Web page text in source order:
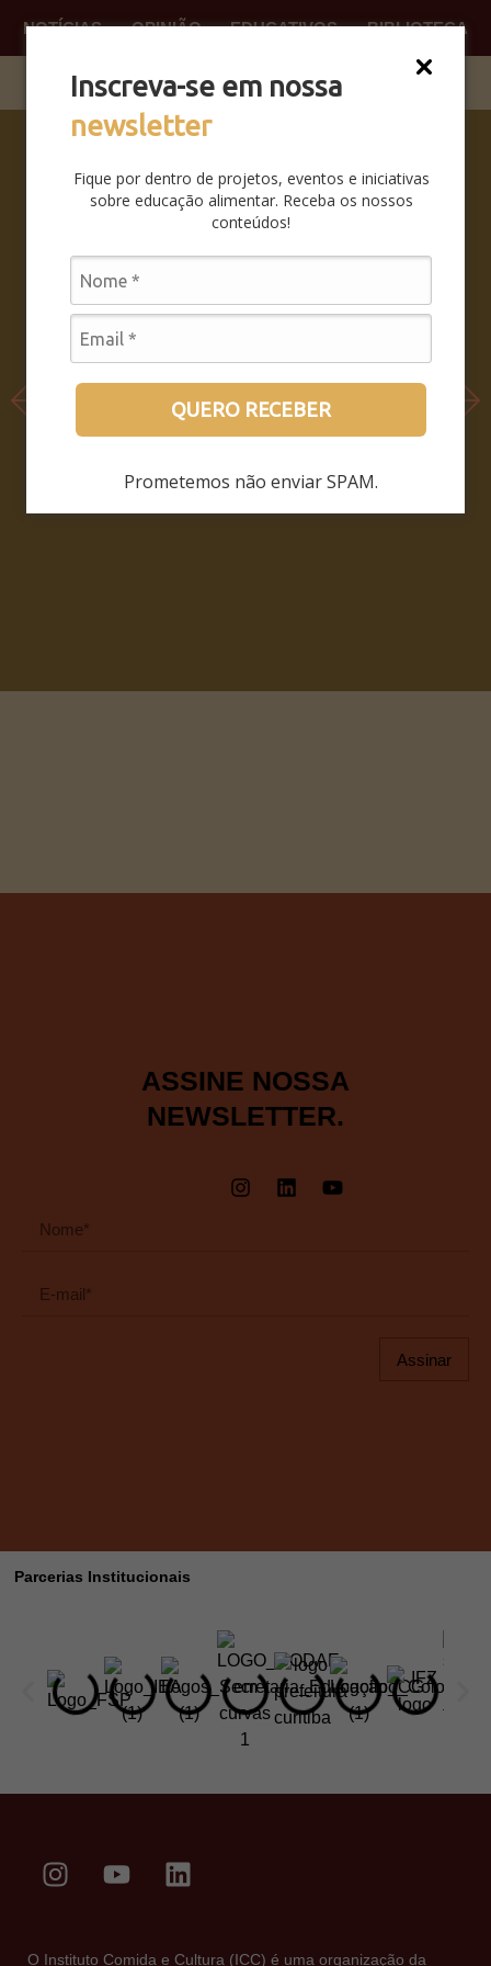
Inscreva-se em nossa
newsletter
Fique por dentro de projetos, eventos e iniciativas
sobre educação alimentar. Receba os nossos
conteúdos!
QUERO RECEBER
Prometemos não enviar SPAM.
NOTÍCIAS OPINIÃO EDUCATIVOS BIBLIOTECA
SABERES
DA BOCA
PRA BOCA:
COMO FOI
SEMINÁRIO
LEIA MAIS
ASSINE NOSSA
NEWSLETTER.
Assinar
Parcerias Institucionais
O Instituto Comida e Cultura (ICC) é uma organização da